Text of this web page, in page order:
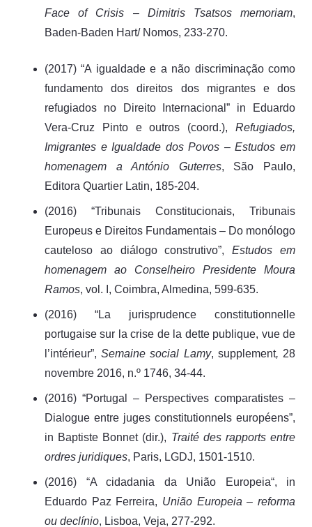
Face of Crisis – Dimitris Tsatsos memoriam,
Baden-Baden Hart/ Nomos, 233-270.
(2017) “A igualdade e a não discriminação como
fundamento dos direitos dos migrantes e dos
refugiados no Direito Internacional” in Eduardo
Vera-Cruz Pinto e outros (coord.), Refugiados,
Imigrantes e Igualdade dos Povos – Estudos em
homenagem a António Guterres, São Paulo,
Editora Quartier Latin, 185-204.
(2016) “Tribunais Constitucionais, Tribunais
Europeus e Direitos Fundamentais – Do monólogo
cauteloso ao diálogo construtivo”,Estudos em
homenagem ao Conselheiro Presidente Moura
Ramos, vol. I, Coimbra, Almedina, 599-635.
(2016) “La jurisprudence constitutionnelle
portugaise sur la crise de la dette publique, vue de
l’intérieur”,Semaine social Lamy, supplement, 28
novembre 2016, n.º 1746, 34-44.
(2016) “Portugal – Perspectives comparatistes –
Dialogue entre juges constitutionnels européens”,
in Baptiste Bonnet (dir.), Traité des rapports entre
ordres juridiques, Paris, LGDJ, 1501-1510.
(2016) “A cidadania da União Europeia“, in
Eduardo Paz Ferreira, União Europeia – reforma
ou declínio, Lisboa, Veja, 277-292.